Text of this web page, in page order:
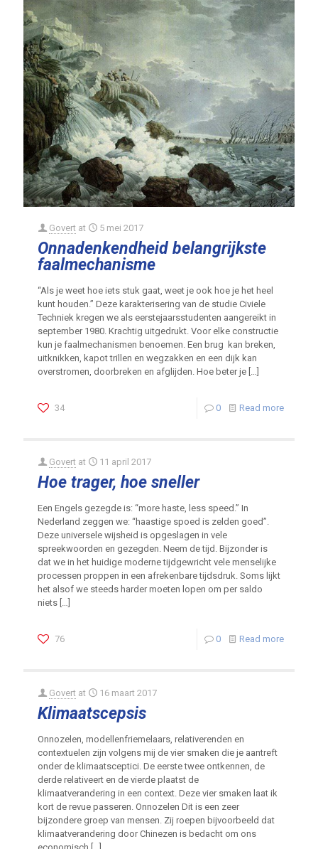
Govert at 5 mei 2017
Onnadenkendheid belangrijkste
faalmechanisme
“Als je weet hoe iets stuk gaat, weet je ook hoe je het heel
kunt houden.” Deze karakterisering van de studie Civiele
Techniek kregen we als eerstejaarsstudenten aangereikt in
september 1980. Krachtig uitgedrukt. Voor elke constructie
kun je faalmechanismen benoemen. Een brug kan breken,
uitknikken, kapot trillen en wegzakken en een dijk kan
overstromen, doorbreken en afglijden. Hoe beter je […]
34 0 Read more
Govert at 11 april 2017
Hoe trager, hoe sneller
Een Engels gezegde is: “more haste, less speed.” In
Nederland zeggen we: “haastige spoed is zelden goed”.
Deze universele wijsheid is opgeslagen in vele
spreekwoorden en gezegden. Neem de tijd. Bijzonder is
dat we in het huidige moderne tijdgewricht vele menselijke
processen proppen in een afrekenbare tijdsdruk. Soms lijkt
het alsof we steeds harder moeten lopen om per saldo
niets […]
76 0 Read more
Govert at 16 maart 2017
Klimaatscepsis
Onnozelen, modellenfriemelaars, relativerenden en
contextuelen zijn volgens mij de vier smaken die je aantreft
onder de klimaatsceptici. De eerste twee ontkennen, de
derde relativeert en de vierde plaatst de
klimaatverandering in een context. Deze vier smaken laat ik
kort de revue passeren. Onnozelen Dit is een zeer
bijzondere groep van mensen. Zij roepen bijvoorbeeld dat
klimaatverandering door Chinezen is bedacht om ons
economisch […]